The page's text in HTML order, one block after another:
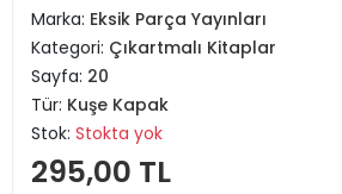
Marka: Eksik Parça Yayınları
Kategori: Çıkartmalı Kitaplar
Sayfa: 20
Tür: Kuşe Kapak
Stok: Stokta yok
295,00 TL